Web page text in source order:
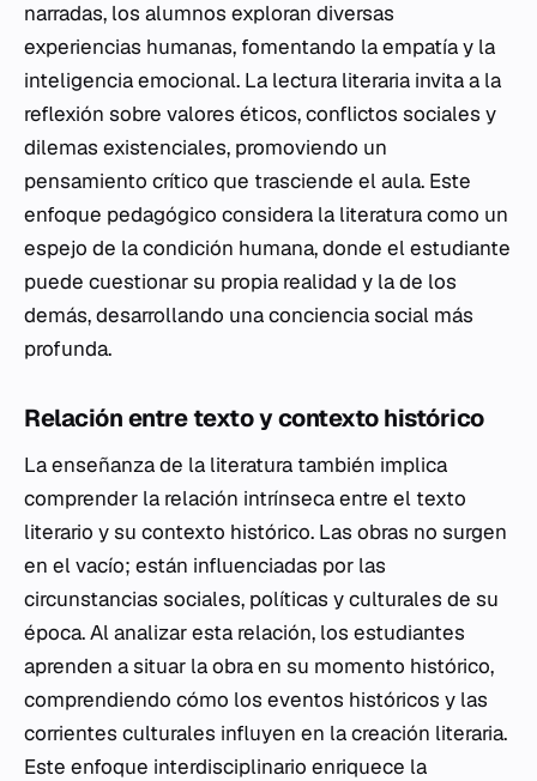
narradas, los alumnos exploran diversas
experiencias humanas, fomentando la empatía y la
inteligencia emocional. La lectura literaria invita a la
reflexión sobre valores éticos, conflictos sociales y
dilemas existenciales, promoviendo un
pensamiento crítico que trasciende el aula. Este
enfoque pedagógico considera la literatura como un
espejo de la condición humana, donde el estudiante
puede cuestionar su propia realidad y la de los
demás, desarrollando una conciencia social más
profunda.
Relación entre texto y contexto histórico
La enseñanza de la literatura también implica
comprender la relación intrínseca entre el texto
literario y su contexto histórico. Las obras no surgen
en el vacío; están influenciadas por las
circunstancias sociales, políticas y culturales de su
época. Al analizar esta relación, los estudiantes
aprenden a situar la obra en su momento histórico,
comprendiendo cómo los eventos históricos y las
corrientes culturales influyen en la creación literaria.
Este enfoque interdisciplinario enriquece la